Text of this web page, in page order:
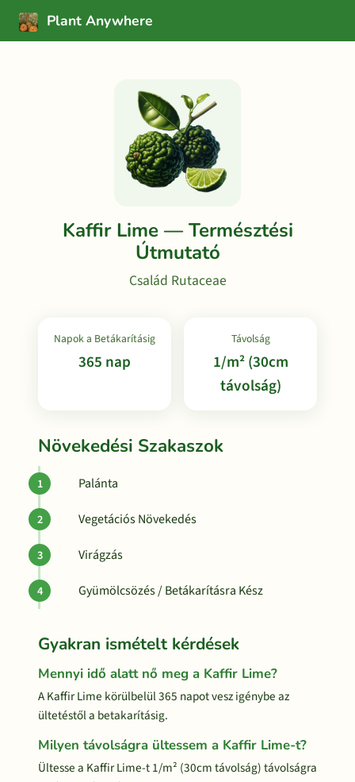
Plant Anywhere
Kaffir Lime — Természtési
Útmutató
Család Rutaceae
Napok a Betákarításig
365 nap
Távolság
1/m² (30cm
távolság)
Növekedési Szakaszok
Palánta
Vegetációs Növekedés
Virágzás
Gyümölcsözés / Betákarításra Kész
Gyakran ismételt kérdések
Mennyi idő alatt nő meg a Kaffir Lime?
A Kaffir Lime körülbelül 365 napot vesz igénybe az
ültetéstől a betakarításig.
Milyen távolságra ültessem a Kaffir Lime-t?
Ültesse a Kaffir Lime-t 1/m² (30cm távolság) távolságra